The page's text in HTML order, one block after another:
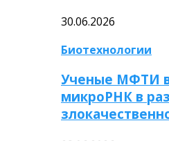
30.06.2026
Биотехнологии
Ученые МФТИ
микроРНК в